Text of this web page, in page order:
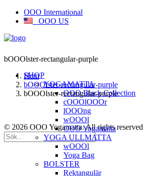
OOO International
OOO US
SHOP
YOGAMATTA
OOO Black Collection
cOOOlOOOr
lOOOng
wOOOl
OOO Yogamatta
YOGA ULLMATTA
wOOOl
Yoga Bag
BOLSTER
Rektangulär
bOOOlster-rectangular-purple
Hem
bOOOlster-rectangular-purple
bOOOlster-rectangular-purple
© 2026 OOO Yogamatta. All rights reserved